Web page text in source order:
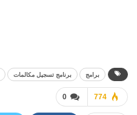
برامج برنامج تسجيل مكالمات
0 774